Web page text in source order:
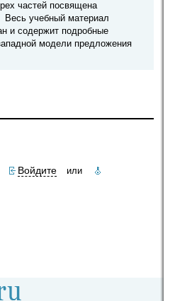
частей посвящена
Весь учебный материал
и содержит подробные
модели предложения
Войдите или